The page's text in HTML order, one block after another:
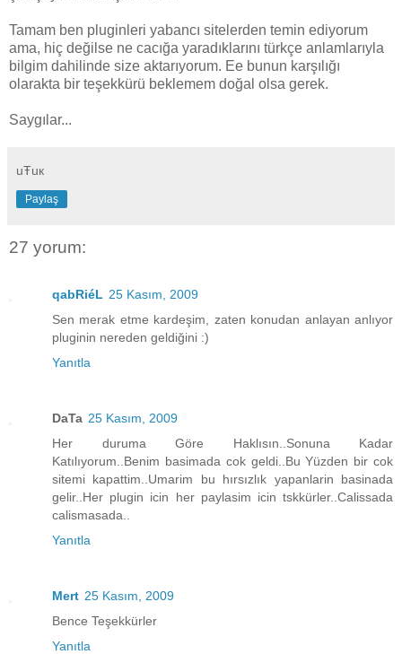
Tamam ben pluginleri yabancı sitelerden temin ediyorum
ama, hiç değilse ne cacığa yaradıklarını türkçe anlamlarıyla
bilgim dahilinde size aktarıyorum. Ee bunun karşılığı
olarakta bir teşekkürü beklemem doğal olsa gerek.
Saygılar...
uŦuк
Paylaş
27 yorum:
qabRiéL 25 Kasım, 2009
Sen merak etme kardeşim, zaten konudan anlayan anlıyor
pluginin nereden geldiğini :)
Yanıtla
DaTa 25 Kasım, 2009
Her duruma Göre Haklısın..Sonuna Kadar
Katılıyorum..Benim basimada cok geldi..Bu Yüzden bir cok
sitemi kapattim..Umarim bu hırsızlık yapanlarin basinada
gelir..Her plugin icin her paylasim icin tskkürler..Calissada
calismasada..
Yanıtla
Mert 25 Kasım, 2009
Bence Teşekkürler
Yanıtla